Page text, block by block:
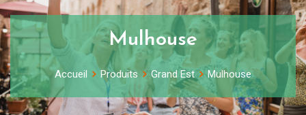
Mulhouse
Accueil Produits Grand Est Mulhouse